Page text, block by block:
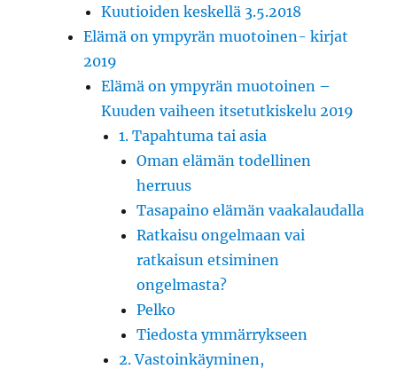
Kuutioiden keskellä 3.5.2018
Elämä on ympyrän muotoinen- kirjat
2019
Elämä on ympyrän muotoinen –
Kuuden vaiheen itsetutkiskelu 2019
1. Tapahtuma tai asia
Oman elämän todellinen
herruus
Tasapaino elämän vaakalaudalla
Ratkaisu ongelmaan vai
ratkaisun etsiminen
ongelmasta?
Pelko
Tiedosta ymmärrykseen
2. Vastoinkäyminen,